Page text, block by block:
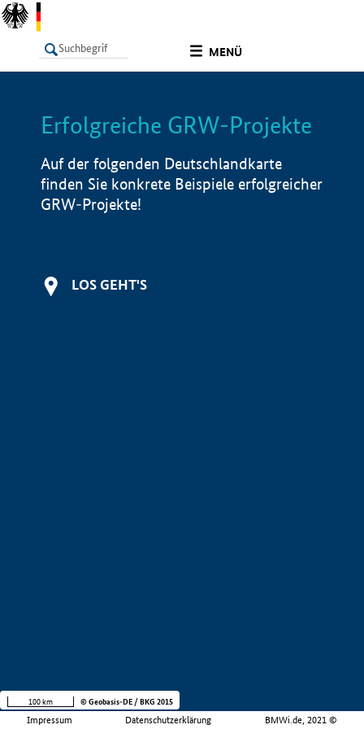
MENÜ
LISTE Info
Erfolgreiche GRW-Projekte
Auf der folgenden Deutschlandkarte
finden Sie konkrete Beispiele erfolgreicher
GRW-Projekte!
LOS GEHT'S
Impressum Datenschutzerklärung BMWi.de, 2021 ©
100 km © Geobasis-DE / BKG 2015